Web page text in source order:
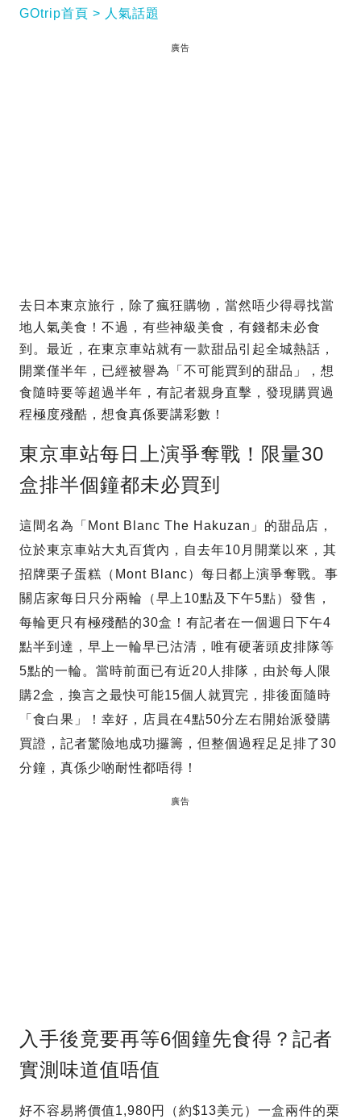
GOtrip首頁 人氣話題
廣告
去日本東京旅行，除了瘋狂購物，當然唔少得尋找當
地人氣美食！不過，有些神級美食，有錢都未必食
到。最近，在東京車站就有一款甜品引起全城熱話，
開業僅半年，已經被譽為「不可能買到的甜品」，想
食隨時要等超過半年，有記者親身直擊，發現購買過
程極度殘酷，想食真係要講彩數！
東京車站每日上演爭奪戰！限量30
盒排半個鐘都未必買到
這間名為「Mont Blanc The Hakuzan」的甜品店，
位於東京車站大丸百貨內，自去年10月開業以來，其
招牌栗子蛋糕（Mont Blanc）每日都上演爭奪戰。事
關店家每日只分兩輪（早上10點及下午5點）發售，
每輪更只有極殘酷的30盒！有記者在一個週日下午4
點半到達，早上一輪早已沽清，唯有硬著頭皮排隊等
5點的一輪。當時前面已有近20人排隊，由於每人限
購2盒，換言之最快可能15個人就買完，排後面隨時
「食白果」！幸好，店員在4點50分左右開始派發購
買證，記者驚險地成功攞籌，但整個過程足足排了30
分鐘，真係少啲耐性都唔得！
廣告
入手後竟要再等6個鐘先食得？記者
實測味道值唔值
好不容易將價值1,980円（約$13美元）一盒兩件的栗